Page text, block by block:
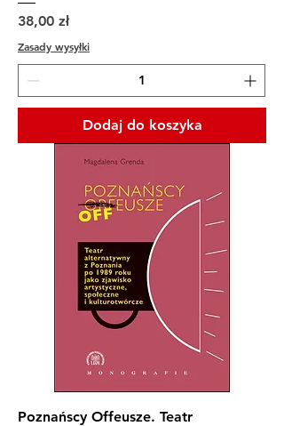
Cena
38,00 zł
Zasady wysyłki
Dodaj do koszyka
Poznańscy Offeusze. Teatr